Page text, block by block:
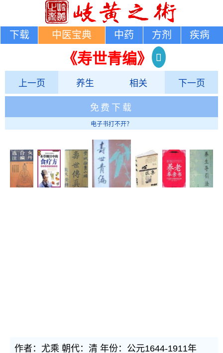
下载 中医宝典 中药 方剂 疾病
《寿世青编》
上一页 养生 相关 下一页
免费下载
电子书打不开？
作者：尤乘 朝代：清 年份：公元1644-1911年